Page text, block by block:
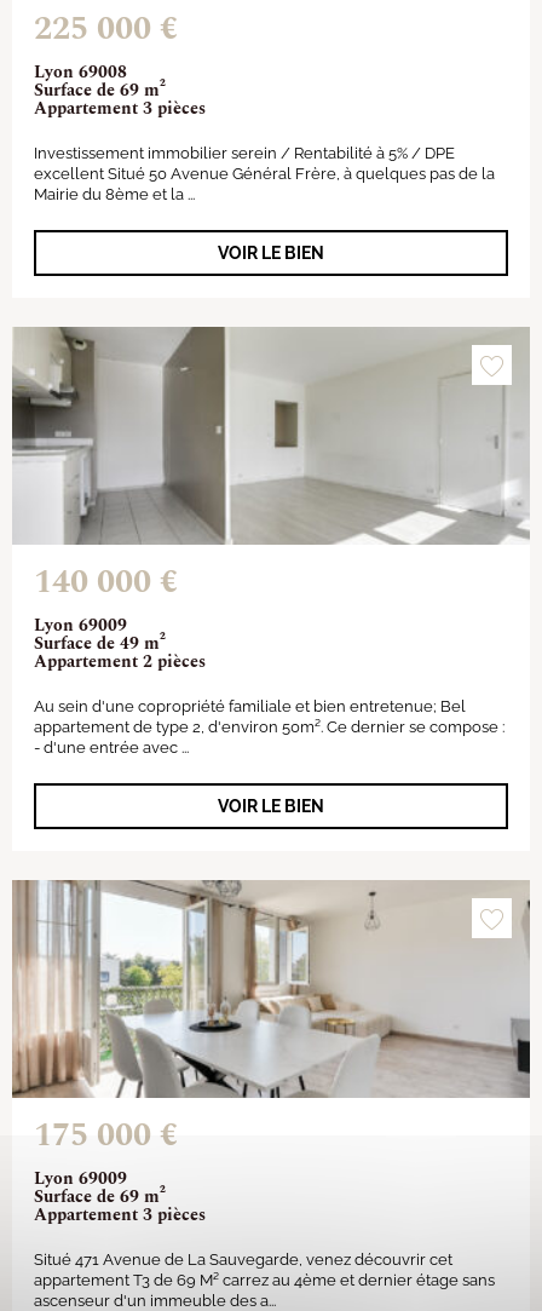
Lyon 69008
Surface de 69 m²
Appartement 3 pièces
225 000 €
Investissement immobilier serein / Rentabilité à 5% / DPE
excellent Situé 50 Avenue Général Frère, à quelques pas de la
Mairie du 8ème et la ...
VOIR LE BIEN
Lyon 69009
Surface de 49 m²
Appartement 2 pièces
140 000 €
Au sein d'une copropriété familiale et bien entretenue; Bel
appartement de type 2, d'environ 50m². Ce dernier se compose :
- d'une entrée avec ...
VOIR LE BIEN
Lyon 69009
Surface de 69 m²
Appartement 3 pièces
175 000 €
Situé 471 Avenue de La Sauvegarde, venez découvrir cet
appartement T3 de 69 M² carrez au 4ème et dernier étage sans
ascenseur d'un immeuble des a...